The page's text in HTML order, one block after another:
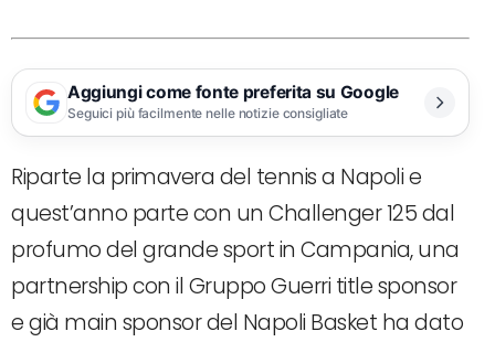
Aggiungi come fonte preferita su Google
Seguici più facilmente nelle notizie consigliate
Riparte la primavera del tennis a Napoli e
quest’anno parte con un Challenger 125 dal
profumo del grande sport in Campania, una
partnership con il Gruppo Guerri title sponsor
e già main sponsor del Napoli Basket ha dato